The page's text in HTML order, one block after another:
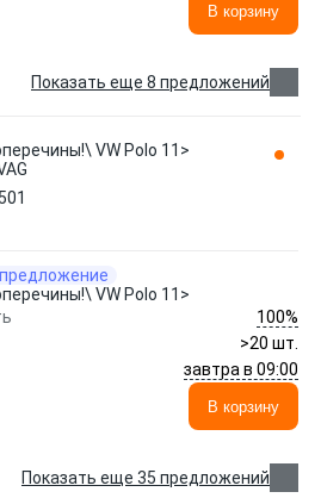
В корзину
Показать еще 8 предложений
VW Polo 11>
VW Polo 11>
100%
>20 шт.
завтра в 09:00
В корзину
Показать еще 35 предложений